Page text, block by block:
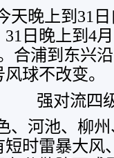
天晚上到31
日晚上到4
合浦到东兴
球不改变。
强对流四
、河池、柳
时雷暴大风